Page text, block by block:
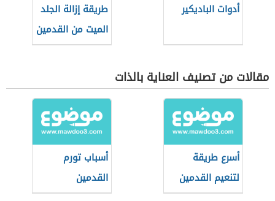
أدوات الباديكير
طريقة إزالة الجلد
الميت من القدمين
مقالات من تصنيف العناية بالذات
أسرع طريقة
لتنعيم القدمين
أسباب تورم
القدمين